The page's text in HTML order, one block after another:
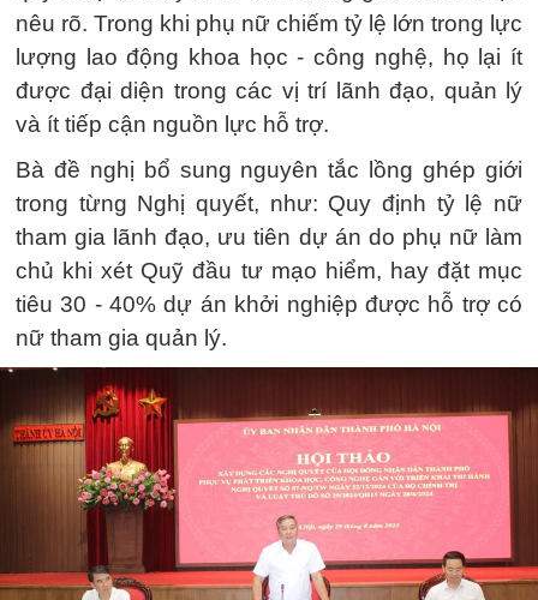
nêu rõ. Trong khi phụ nữ chiếm tỷ lệ lớn trong lực
lượng lao động khoa học - công nghệ, họ lại ít
được đại diện trong các vị trí lãnh đạo, quản lý
và ít tiếp cận nguồn lực hỗ trợ.
Bà đề nghị bổ sung nguyên tắc lồng ghép giới
trong từng Nghị quyết, như: Quy định tỷ lệ nữ
tham gia lãnh đạo, ưu tiên dự án do phụ nữ làm
chủ khi xét Quỹ đầu tư mạo hiểm, hay đặt mục
tiêu 30 - 40% dự án khởi nghiệp được hỗ trợ có
nữ tham gia quản lý.